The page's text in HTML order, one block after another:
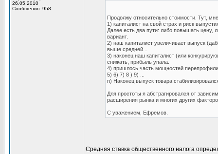
26.05.2010
Сообщения: 958
Продолжу относительно стоимости. Тут,
1) капиталист на свой страх и риск
Далее есть два пути: либо повышать цену,
вариант.
2) наш капиталист увеличивает выпуск
выше средней...
3) наконец наш капиталист (или
снижать, прибыль упала.
4) пришлось часть мощностей
5) 6) 7) 8 ) 9) ...
n) Наконец выпуск товара
Для простоты я абстрагировался от
расширения рынка и многих других
С уважением, Ефремов.
Средняя ставка общественного налога